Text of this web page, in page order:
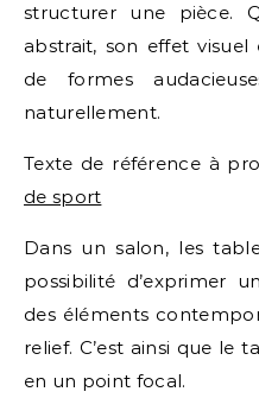
structurer une pièce.
abstrait, son effet visuel
de formes
naturellement.
Texte de référence à
de sport
Dans un salon, les
possibilité d’exprimer
des éléments
relief. C’est ainsi que le
en un point focal.